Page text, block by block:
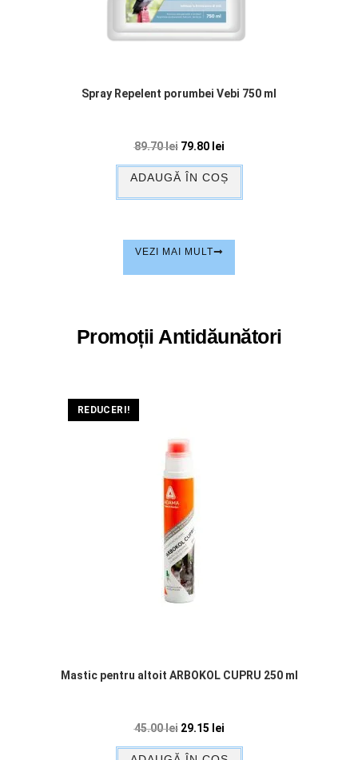
Spray Repelent porumbei Vebi 750 ml
89.70lei 79.80 lei
ADAUGĂ ÎN COȘ
VEZI MAI MULT
Promoții Antidăunători
REDUCERI!
Mastic pentru altoit ARBOKOL CUPRU 250 ml
45.00lei 29.15 lei